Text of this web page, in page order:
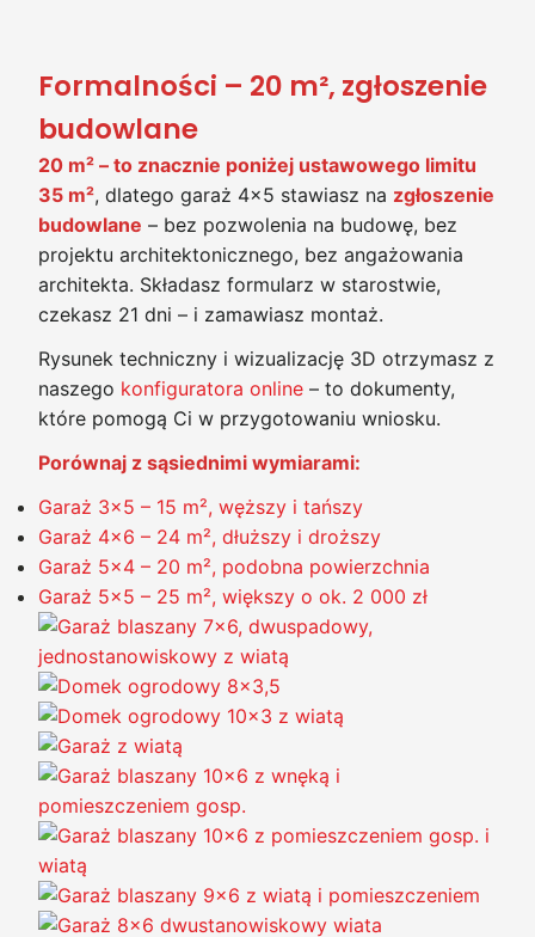
Formalności – 20 m², zgłoszenie
budowlane
20 m² – to znacznie poniżej ustawowego limitu
35 m², dlatego garaż 4×5 stawiasz na zgłoszenie
budowlane – bez pozwolenia na budowę, bez
projektu architektonicznego, bez angażowania
architekta. Składasz formularz w starostwie,
czekasz 21 dni – i zamawiasz montaż.
Rysunek techniczny i wizualizację 3D otrzymasz z
naszego konfiguratora online – to dokumenty,
które pomogą Ci w przygotowaniu wniosku.
Porównaj z sąsiednimi wymiarami:
Garaż 3×5 – 15 m², węższy i tańszy
Garaż 4×6 – 24 m², dłuższy i droższy
Garaż 5×4 – 20 m², podobna powierzchnia
Garaż 5×5 – 25 m², większy o ok. 2 000 zł